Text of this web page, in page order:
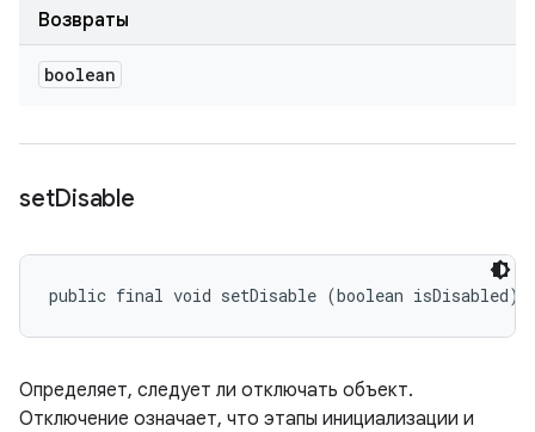
Возвраты
boolean
setDisable
public final void setDisable (boolean isDisabled)
Определяет, следует ли отключать объект.
Отключение означает, что этапы инициализации и